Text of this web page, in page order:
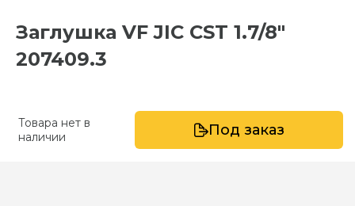
Заглушка VF JIC CST 1.7/8"
207409.3
Товара нет в
наличии
Под заказ